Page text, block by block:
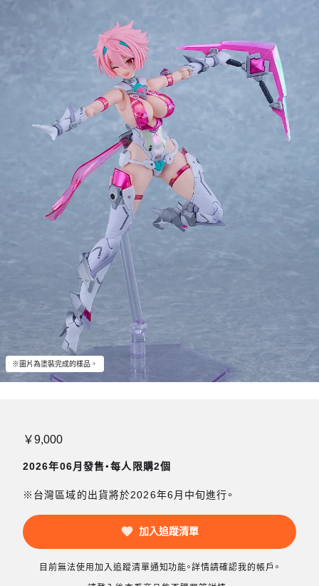
※圖片為塗裝完成的樣品。
￥9,000
2026年06月發售・每人限購2個
※台灣區域的出貨將於2026年6月中旬進行。
加入追蹤清單
目前無法使用加入追蹤清單通知功能。詳情請確認我的帳戶。